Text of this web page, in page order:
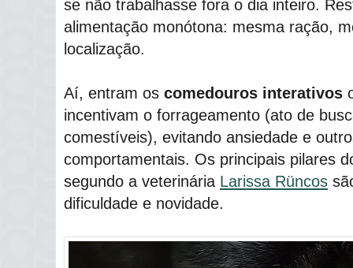
se não trabalhasse fora o dia inteiro.
alimentação monótona: mesma ração,
localização.
Aí, entram os comedouros interativos
incentivam o forrageamento (ato de
comestíveis), evitando ansiedade e
comportamentais. Os principais pilares
segundo a veterinária Larissa Rüncos
dificuldade e novidade.